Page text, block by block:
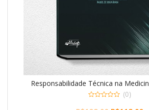
Responsabilidade Técnica na
(0)